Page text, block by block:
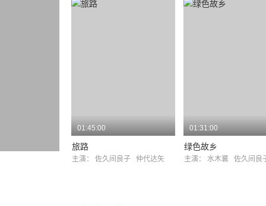
01:45:00
旅路
主演： 佐久间良子 仲代达矢
01:31:00
绿色故乡
主演： 水木襄 佐久间